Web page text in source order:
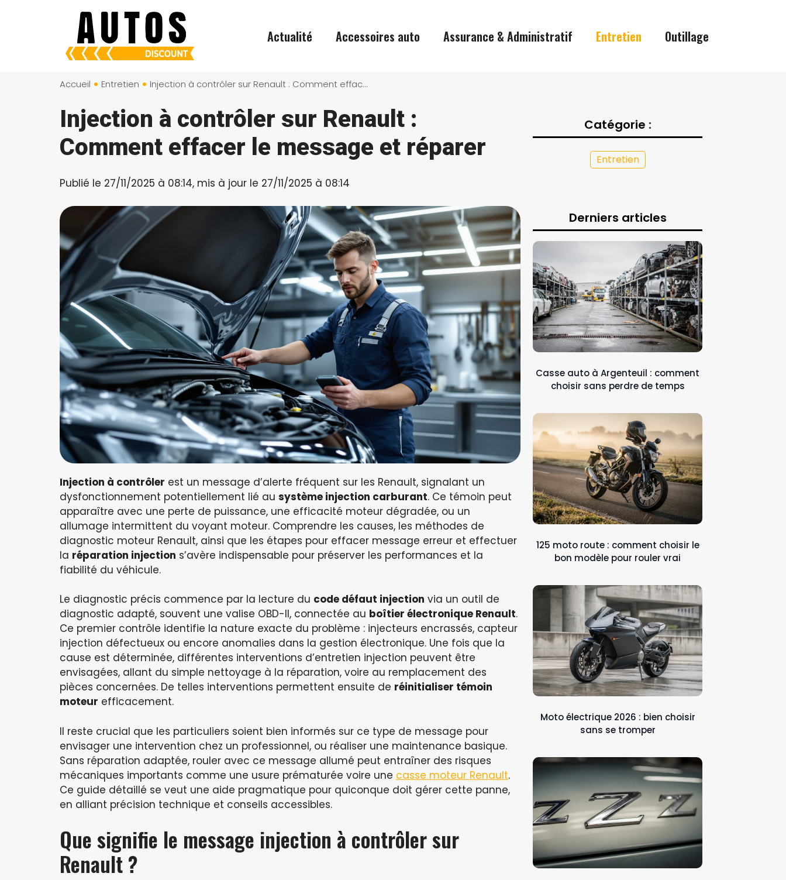
Actualité Accessoires auto Assurance & Administratif Entretien Outillage
Accueil Entretien Injection à contrôler sur Renault : Comment effacer le message et réparer
Injection à contrôler sur Renault :
Comment effacer le message et réparer
Publié le 27/11/2025 à 08:14, mis à jour le 27/11/2025 à 08:14
Injection à contrôler est un message d’alerte fréquent sur les Renault, signalant un
dysfonctionnement potentiellement lié au système injection carburant. Ce témoin peut
apparaître avec une perte de puissance, une efficacité moteur dégradée, ou un
allumage intermittent du voyant moteur. Comprendre les causes, les méthodes de
diagnostic moteur Renault, ainsi que les étapes pour effacer message erreur et effectuer
la réparation injection s’avère indispensable pour préserver les performances et la
fiabilité du véhicule.
Le diagnostic précis commence par la lecture du code défaut injection via un outil de
diagnostic adapté, souvent une valise OBD-II, connectée au boîtier électronique Renault.
Ce premier contrôle identifie la nature exacte du problème : injecteurs encrassés, capteur
injection défectueux ou encore anomalies dans la gestion électronique. Une fois que la
cause est déterminée, différentes interventions d’entretien injection peuvent être
envisagées, allant du simple nettoyage à la réparation, voire au remplacement des
pièces concernées. De telles interventions permettent ensuite de réinitialiser témoin
moteur efficacement.
Il reste crucial que les particuliers soient bien informés sur ce type de message pour
envisager une intervention chez un professionnel, ou réaliser une maintenance basique.
Sans réparation adaptée, rouler avec ce message allumé peut entraîner des risques
mécaniques importants comme une usure prématurée voire une casse moteur Renault.
Ce guide détaillé se veut une aide pragmatique pour quiconque doit gérer cette panne,
en alliant précision technique et conseils accessibles.
Que signifie le message injection à contrôler sur
Renault ?
Catégorie :
Entretien
Derniers articles
Casse auto à Argenteuil : comment
choisir sans perdre de temps
125 moto route : comment choisir le
bon modèle pour rouler vrai
Moto électrique 2026 : bien choisir
sans se tromper